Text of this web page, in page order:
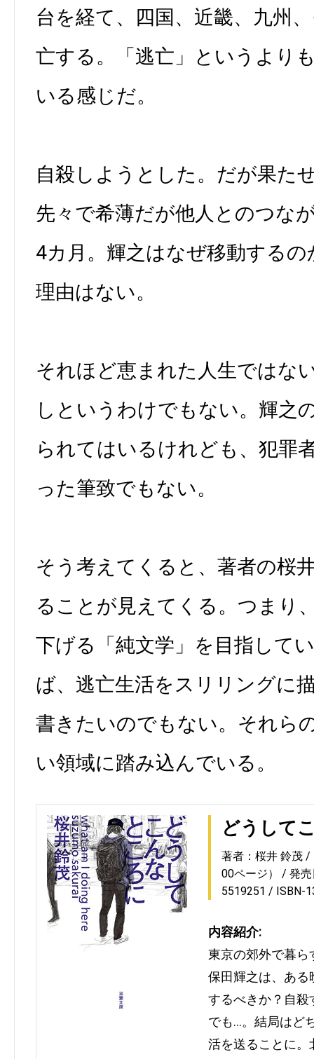
台を経て、四国、近畿、九州
亡する。「逃亡」というより
いる感じだ。
自殺しようとした。だが果た
先々で希薄だが他人とのつな
4カ月。輝之はなぜ移動する
理由はない。
それほど恵まれた人生ではな
しというわけでもない。輝之
られてはいるけれども、犯罪
った筆致でもない。
そう考えてくると、著者の桜
ることが見えてくる。つまり
下げる「純文学」を目指して
ば、逃亡生活をスリリングに
書きたいのでもない。それら
い領域に踏み込んでいる。
どうして
著者：桜井 鈴茂
00ページ）
発
5519251
ISBN-
内容紹介:
東京の郊外で暮ら
保田輝之は、ある
するべきか？自殺
でも…。結局はど
活を送ることに。